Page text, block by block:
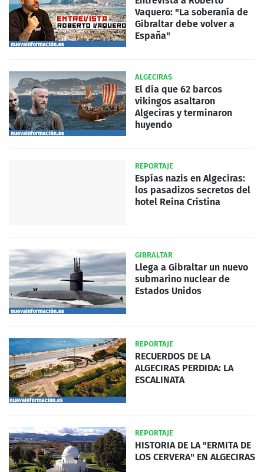
Vaquero: "La soberanía de
Gibraltar debe volver a
España"
ALGECIRAS
El día que 62 barcos
vikingos asaltaron
Algeciras y terminaron
huyendo
REPORTAJE
Espías nazis en Algeciras:
los pasadizos secretos del
hotel Reina Cristina
GIBRALTAR
Llega a Gibraltar un nuevo
submarino nuclear de
Estados Unidos
REPORTAJE
RECUERDOS DE LA
ALGECIRAS PERDIDA: LA
ESCALINATA
REPORTAJE
HISTORIA DE LA "ERMITA DE
LOS CERVERA" EN ALGECIRAS